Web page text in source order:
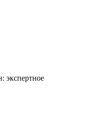
экспертное